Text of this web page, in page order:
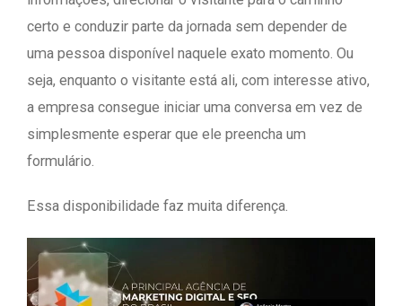
certo e conduzir parte da jornada sem depender de
uma pessoa disponível naquele exato momento. Ou
seja, enquanto o visitante está ali, com interesse ativo,
a empresa consegue iniciar uma conversa em vez de
simplesmente esperar que ele preencha um
formulário.
Essa disponibilidade faz muita diferença.